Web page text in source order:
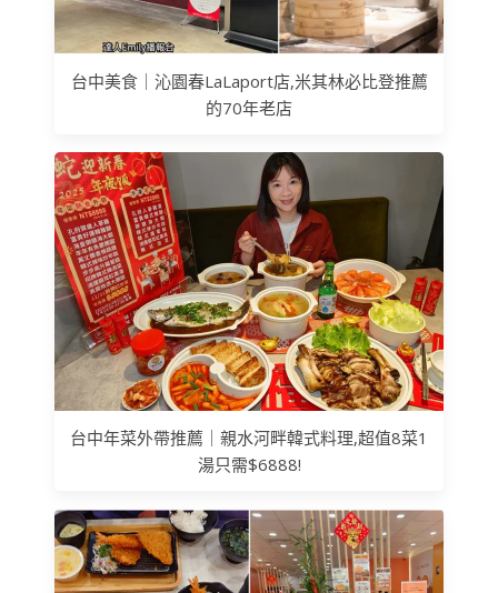
台中美食｜沁園春LaLaport店,米其林必比登推薦
的70年老店
台中年菜外帶推薦｜親水河畔韓式料理,超值8菜1
湯只需$6888!